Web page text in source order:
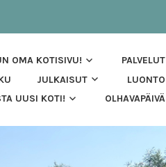
OMA KOTISIVU!
PALVELUT
JULKAISUT
LUONTO
UUSI KOTI!
OLHAVAPÄIVÄ